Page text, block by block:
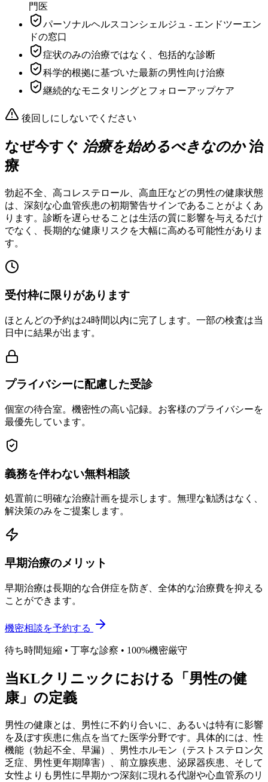
門医
パーソナルヘルスコンシェルジュ - エンドツーエン
ドの窓口
症状のみの治療ではなく、包括的な診断
科学的根拠に基づいた最新の男性向け治療
継続的なモニタリングとフォローアップケア
後回しにしないでください
なぜ今すぐ 治療を始めるべきなのか治
療
勃起不全、高コレステロール、高血圧などの男性の健康状態
は、深刻な心血管疾患の初期警告サインであることがよくあ
ります。診断を遅らせることは生活の質に影響を与えるだけ
でなく、長期的な健康リスクを大幅に高める可能性がありま
す。
受付枠に限りがあります
ほとんどの予約は24時間以内に完了します。一部の検査は当
日中に結果が出ます。
プライバシーに配慮した受診
個室の待合室。機密性の高い記録。お客様のプライバシーを
最優先しています。
義務を伴わない無料相談
処置前に明確な治療計画を提示します。無理な勧誘はなく、
解決策のみをご提案します。
早期治療のメリット
早期治療は長期的な合併症を防ぎ、全体的な治療費を抑える
ことができます。
機密相談を予約する
待ち時間短縮 • 丁寧な診察 • 100%機密厳守
当KLクリニックにおける「男性の健
康」の定義
男性の健康とは、男性に不釣り合いに、あるいは特有に影響
を及ぼす疾患に焦点を当てた医学分野です。具体的には、性
機能（勃起不全、早漏）、男性ホルモン（テストステロン欠
乏症、男性更年期障害）、前立腺疾患、泌尿器疾患、そして
女性よりも男性に早期かつ深刻に現れる代謝や心血管系のリ